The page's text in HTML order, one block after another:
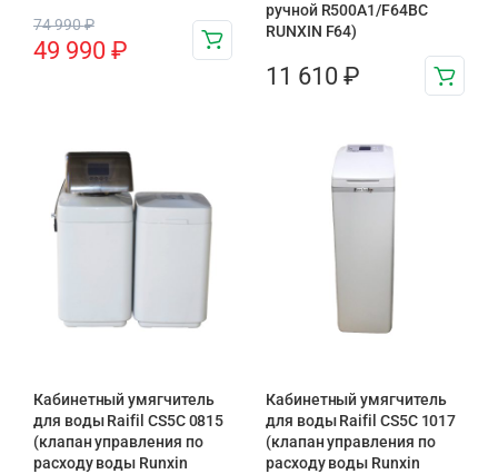
74 990₽
49 990 ₽
ручной R500A1/F64BC
RUNXIN F64)
11 610 ₽
Кабинетный умягчитель
для воды Raifil СS5C 0815
(клапан управления по
расходу воды Runxin
Кабинетный умягчитель
для воды Raifil СS5C 1017
(клапан управления по
расходу воды Runxin